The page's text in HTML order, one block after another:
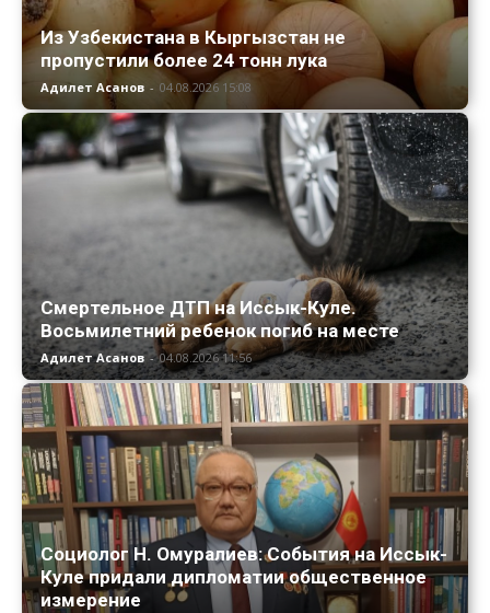
Из Узбекистана в Кыргызстан не
пропустили более 24 тонн лука
Адилет Асанов - 04.08.2026 15:08
Смертельное ДТП на Иссык-Куле.
Восьмилетний ребенок погиб на месте
Адилет Асанов - 04.08.2026 11:56
Социолог Н. Омуралиев: События на Иссык-
Куле придали дипломатии общественное
измерение